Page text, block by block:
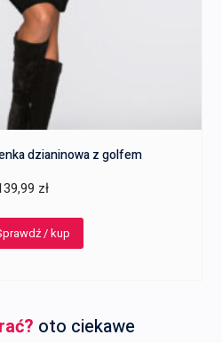
dzianinowa z golfem
zł
/ kup
oto ciekawe